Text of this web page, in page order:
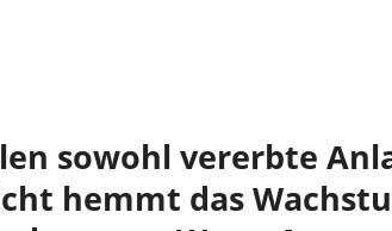
sowohl vererbte
hemmt das